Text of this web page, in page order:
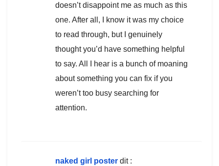
doesn’t disappoint me as much as this
one. After all, I know it was my choice
to read through, but I genuinely
thought you’d have something helpful
to say. All I hear is a bunch of moaning
about something you can fix if you
weren’t too busy searching for
attention.
naked girl poster dit :